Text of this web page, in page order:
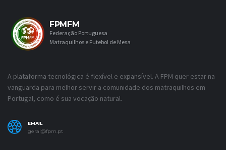
FPMFM
Federação Portuguesa
Matraquilhos e Futebol de Mesa
A plataforma tecnológica é flexível e expansível. A FPM quer estar na
vanguarda para melhor servir a comunidade dos matraquilhos em
Portugal, como é sua vocação natural.
EMAIL
geral@fpm.pt